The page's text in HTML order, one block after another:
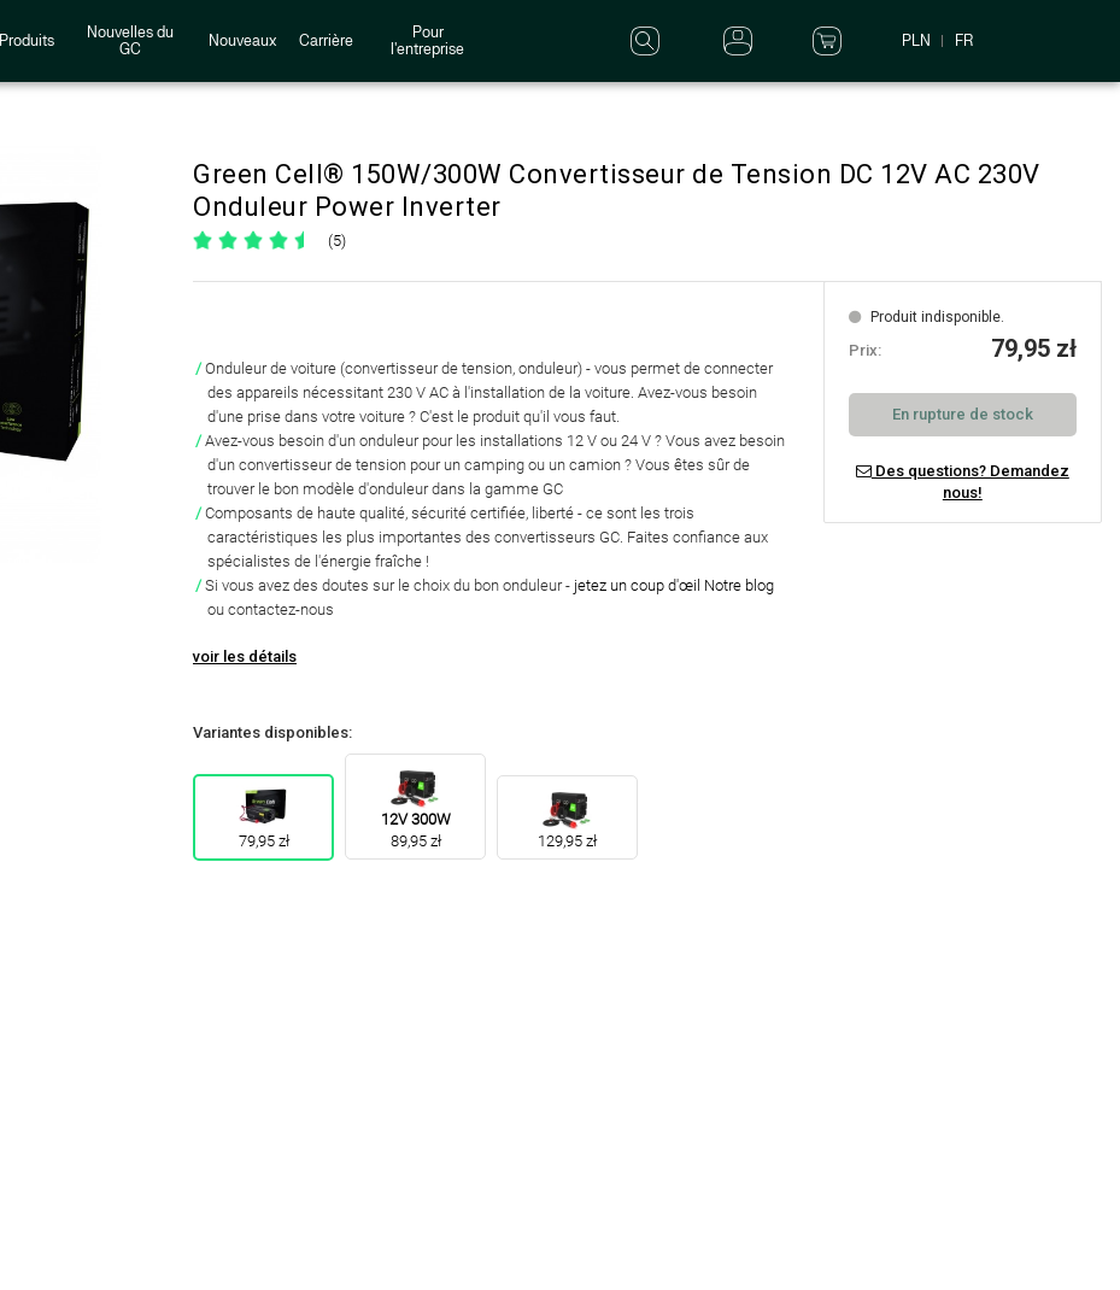
Produits
Nouvelles du
GC
Nouveaux Carrière
Pour
l'entreprise
PLN FR
Green Cell® 150W/300W Convertisseur de Tension DC 12V AC 230V
Onduleur Power Inverter
(5)
Onduleur de voiture (convertisseur de tension, onduleur) - vous permet de connecter
des appareils nécessitant 230 V AC à l'installation de la voiture. Avez-vous besoin
d'une prise dans votre voiture ? C'est le produit qu'il vous faut.
Avez-vous besoin d'un onduleur pour les installations 12 V ou 24 V ? Vous avez besoin
d'un convertisseur de tension pour un camping ou un camion ? Vous êtes sûr de
trouver le bon modèle d'onduleur dans la gamme GC
Composants de haute qualité, sécurité certifiée, liberté - ce sont les trois
caractéristiques les plus importantes des convertisseurs GC. Faites confiance aux
spécialistes de l'énergie fraîche !
Si vous avez des doutes sur le choix du bon onduleur - jetez un coup d'œil Notre blog
ou contactez-nous
voir les détails
Produit indisponible.
Prix: 79,95 zł
En rupture de stock
Des questions? Demandez
nous!
Variantes disponibles:
79,95 zł
12V 300W
89,95 zł
129,95 zł